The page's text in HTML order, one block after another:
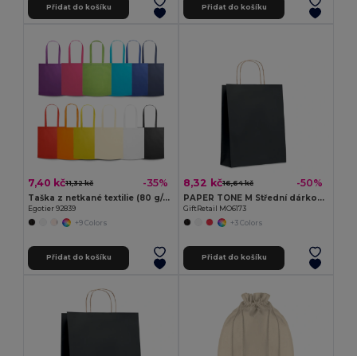
Přidat do košíku Přidat do košíku
7,40 kč11,32 kč -35%
Taška z netkané textilie (80 g/m²)
Egotier 92839
+9 Colors
Přidat do košíku
8,32 kč16,64 kč -50%
PAPER TONE M Střední dárková taška
GiftRetail MO6173
+3 Colors
Přidat do košíku